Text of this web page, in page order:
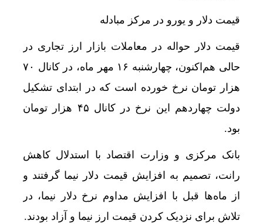
قیمت دلار و یورو در مرکز مبادله
قیمت دلار حواله در معاملات بازار ارز تجاری در
حالی هم‌اکنون، چهارشنبه ۱۶ مهر ماه، در کانال ۷۰
هزار تومان نرخ خورده است که در ابتدای تشکیل
دولت چهاردهم این نرخ در کانال ۴۵ هزار تومان
بود.
بانک مرکزی و وزارت اقتصاد با استدلال کاهش
رانت، تصمیم به افزایش قیمت دلار نیما گرفتند و
از ماه‌ها قبل با افزایش مداوم نرخ دلار نیما، در
تلاش برای نزدیک کردن قیمت ارز نیما و آزاد بودند.